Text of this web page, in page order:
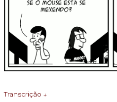
Transcrição ↓